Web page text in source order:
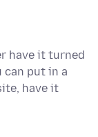
have it turned
put in a
have it